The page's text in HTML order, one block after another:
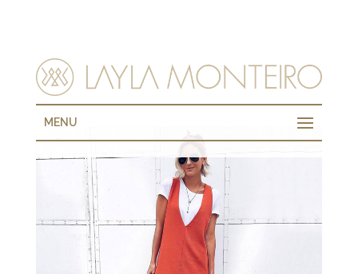
MENU